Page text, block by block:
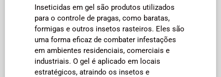
Inseticidas em gel são produtos utilizados
para o controle de pragas, como baratas,
formigas e outros insetos rasteiros. Eles são
uma forma eficaz de combater infestações
em ambientes residenciais, comerciais e
industriais. O gel é aplicado em locais
estratégicos, atraindo os insetos e